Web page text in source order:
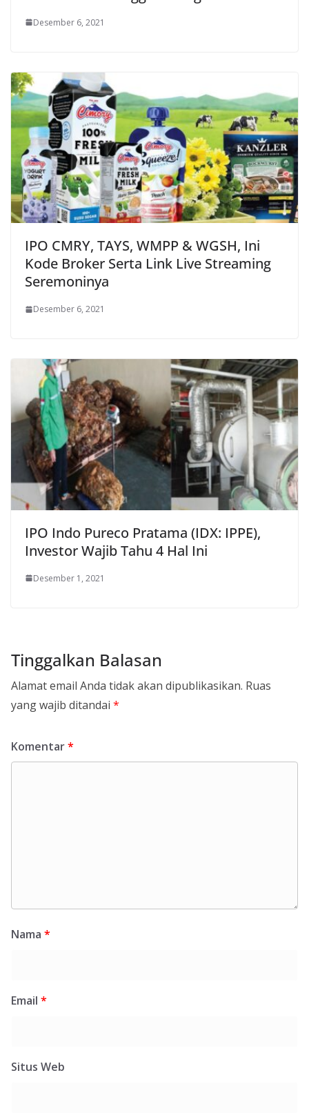
Desember 6, 2021
IPO CMRY, TAYS, WMPP & WGSH, Ini
Kode Broker Serta Link Live Streaming
Seremoninya
Desember 6, 2021
IPO Indo Pureco Pratama (IDX: IPPE),
Investor Wajib Tahu 4 Hal Ini
Desember 1, 2021
Tinggalkan Balasan
Alamat email Anda tidak akan dipublikasikan. Ruas
yang wajib ditandai *
Komentar*
Nama *
Email *
Situs Web